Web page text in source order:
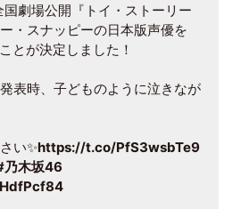
劇場公開『トイ・ストーリー
・スナッピーの日本版声優を
とが決定しました！
表時、子どものように泣きなが
い✨https://t.co/PfS3wsbTe9
乃木坂46